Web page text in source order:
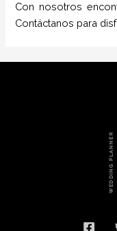
Con nosotros
Contáctanos para